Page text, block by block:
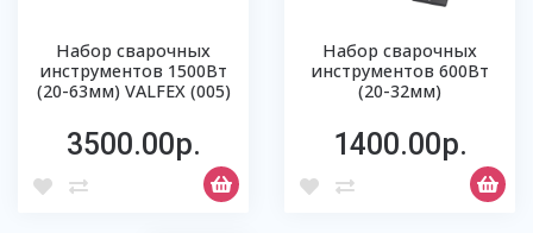
Набор сварочных
инструментов 1500Вт
(20-63мм) VALFEX (005)
3500.00р.
Набор сварочных
инструментов 600Вт
(20-32мм)
1400.00р.